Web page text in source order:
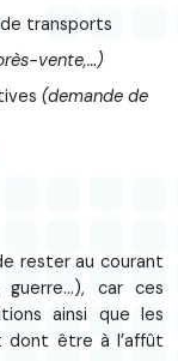
transports
vente,…)
(demande de
rester au courant
guerre…), car ces
ainsi que les
dont être à l’affût